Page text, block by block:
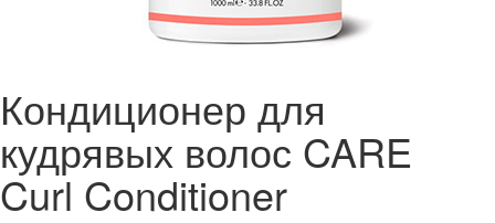
Кондиционер для
кудрявых волос CARE
Curl Conditioner